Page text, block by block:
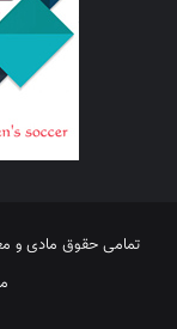
تمامی حقوق مادی و